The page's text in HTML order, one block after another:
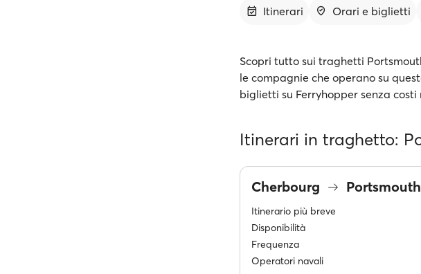
Itinerari Orari e biglietti
Scopri tutto sui traghetti
le compagnie che operano su
biglietti su Ferryhopper senza costi
Itinerari in traghetto:
Cherbourg Portsmouth
Itinerario più breve
Disponibilità
Frequenza
Operatori navali